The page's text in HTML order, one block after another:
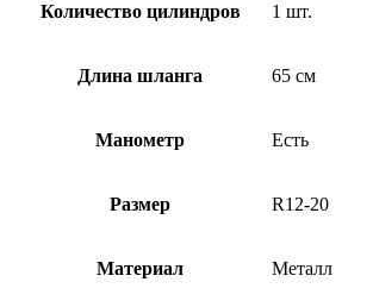
Количество цилиндров 1 шт.
Длина шланга 65 см
Манометр Есть
Размер R12-20
Материал Металл